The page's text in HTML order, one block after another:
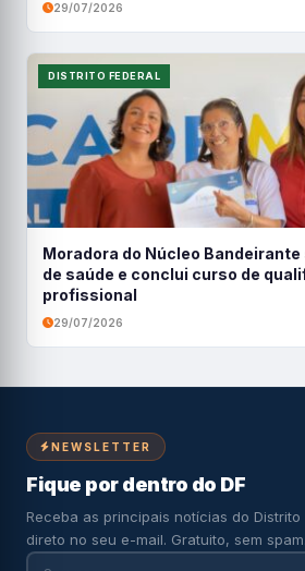
29/07/2026
DISTRITO FEDERAL
Moradora do Núcleo
de saúde e conclui curso de
profissional
29/07/2026
NEWSLETTER
Fique por dentro do DF
Receba as principais notícias do Distrito
direto no seu e-mail. Gratuito, sem spam.